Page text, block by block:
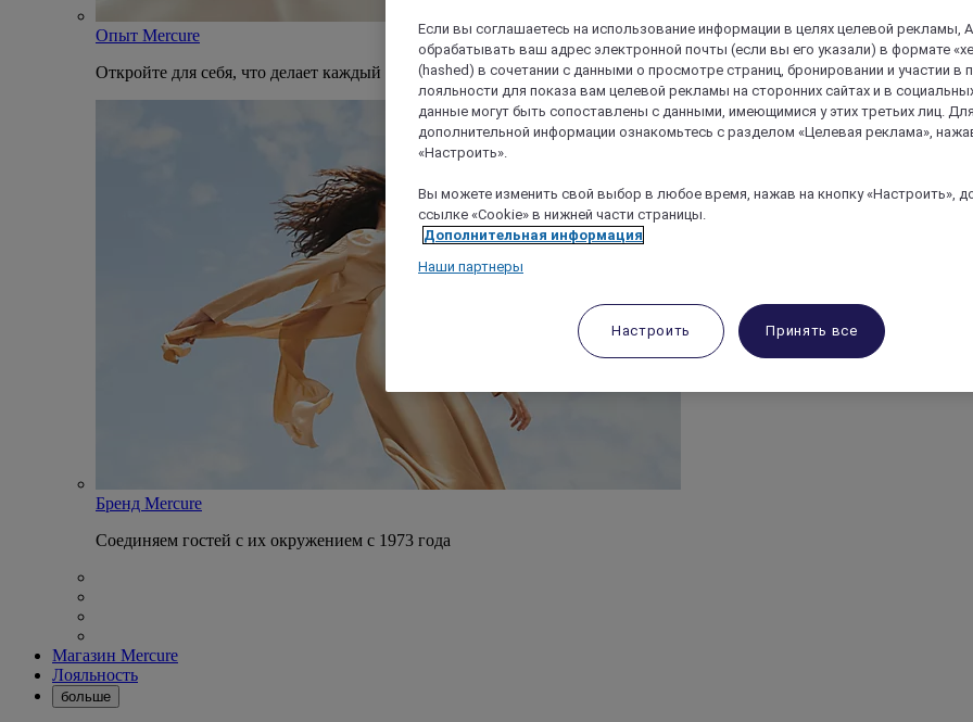
Опыт Mercure
Откройте для себя, что делает каждый отель Mercure и пребывание в нем уникальным
Бренд Mercure
Соединяем гостей с их окружением с 1973 года
Магазин Mercure
Лояльность
больше
Если вы соглашаетесь на использование информации в целях целевой рекламы,
обрабатывать ваш адрес электронной почты (если вы его указали) в формате
(hashed) в сочетании с данными о просмотре страниц, бронировании и участии в
лояльности для показа вам целевой рекламы на сторонних сайтах и в
данные могут быть сопоставлены с данными, имеющимися у этих третьих лиц.
дополнительной информации ознакомьтесь с разделом «Целевая реклама»,
«Настроить».
Вы можете изменить свой выбор в любое время, нажав на кнопку «Настроить»,
ссылке «Cookie» в нижней части страницы.
Дополнительная информация
Наши партнеры
Настроить Принять все